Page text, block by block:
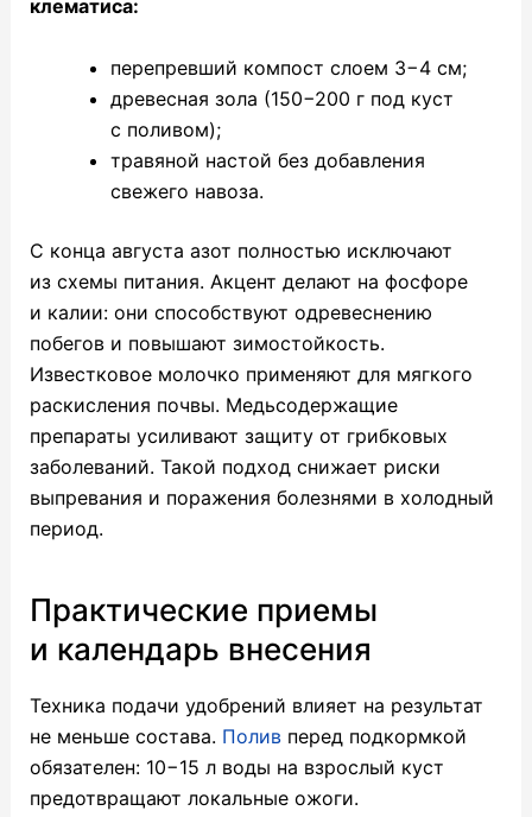
клематиса:
перепревший компост слоем 3−4 см;
древесная зола (150−200 г под куст
с поливом);
травяной настой без добавления
свежего навоза.
С конца августа азот полностью исключают
из схемы питания. Акцент делают на фосфоре
и калии: они способствуют одревеснению
побегов и повышают зимостойкость.
Известковое молочко применяют для мягкого
раскисления почвы. Медьсодержащие
препараты усиливают защиту от грибковых
заболеваний. Такой подход снижает риски
выпревания и поражения болезнями в холодный
период.
Практические приемы
и календарь внесения
Техника подачи удобрений влияет на результат
не меньше состава. Поливперед подкормкой
обязателен: 10−15 л воды на взрослый куст
предотвращают локальные ожоги.